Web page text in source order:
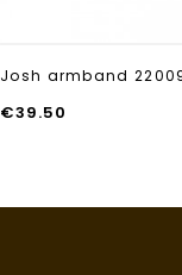
Josh armband
€39.50